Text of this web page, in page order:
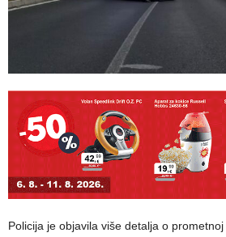
Policija je objavila više detalja o